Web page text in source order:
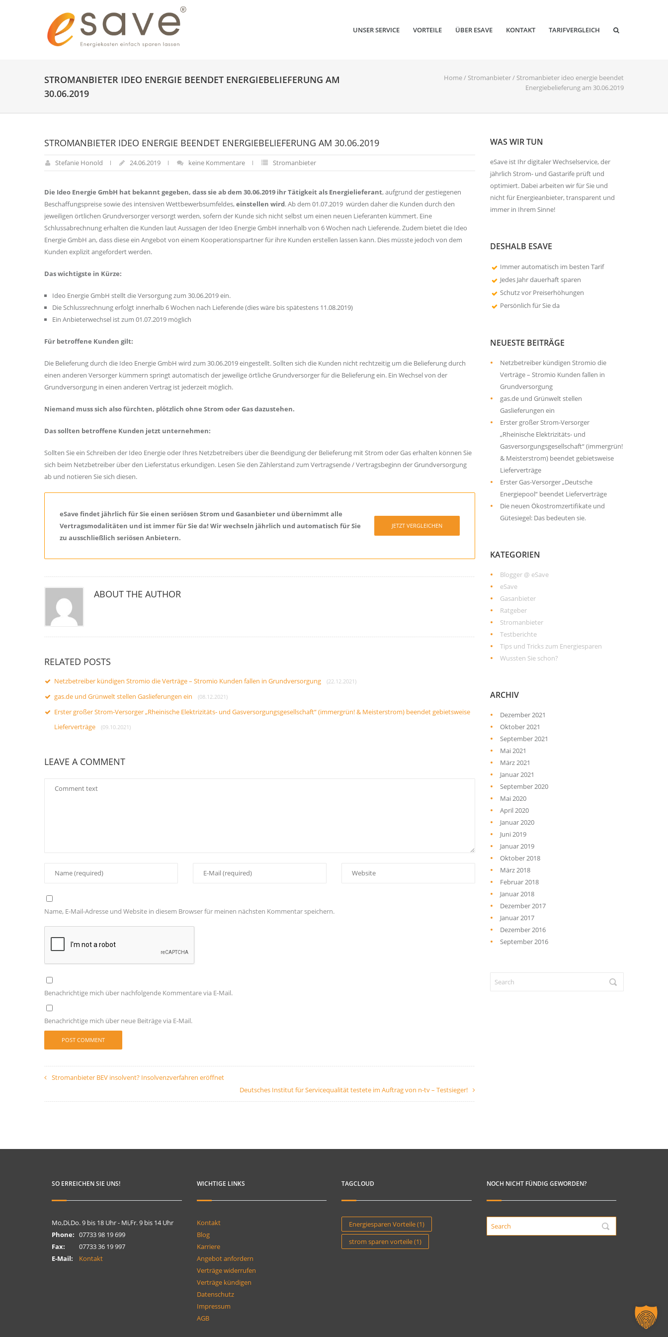
UNSER SERVICE VORTEILE ÜBER ESAVE KONTAKT TARIFVERGLEICH
STROMANBIETER IDEO ENERGIE BEENDET ENERGIEBELIEFERUNG AM
30.06.2019
Home/ Stromanbieter/ Stromanbieter ideo energie beendet
Energiebelieferung am 30.06.2019
STROMANBIETER IDEO ENERGIE BEENDET ENERGIEBELIEFERUNG AM 30.06.2019
Stefanie Honold 24.06.2019 keine Kommentare Stromanbieter
Die Ideo Energie GmbH hat bekannt gegeben, dass sie ab dem 30.06.2019 ihr Tätigkeit als Energielieferant, aufgrund der gestiegenen
Beschaffungspreise sowie des intensiven Wettbewerbsumfeldes,einstellen wird. Ab dem 01.07.2019 würden daher die Kunden durch den
jeweiligen örtlichen Grundversorger versorgt werden, sofern der Kunde sich nicht selbst um einen neuen Lieferanten kümmert. Eine
Schlussabrechnung erhalten die Kunden laut Aussagen der Ideo Energie GmbH innerhalb von 6 Wochen nach Lieferende. Zudem bietet die Ideo
Energie GmbH an, dass diese ein Angebot von einem Kooperationspartner für ihre Kunden erstellen lassen kann. Dies müsste jedoch von dem
Kunden explizit angefordert werden.
Das wichtigste in Kürze:
Ideo Energie GmbH stellt die Versorgung zum 30.06.2019 ein.
Die Schlussrechnung erfolgt innerhalb 6 Wochen nach Lieferende (dies wäre bis spätestens 11.08.2019)
Ein Anbieterwechsel ist zum 01.07.2019 möglich
Für betroffene Kunden gilt:
Die Belieferung durch die Ideo Energie GmbH wird zum 30.06.2019 eingestellt. Sollten sich die Kunden nicht rechtzeitig um die Belieferung durch
einen anderen Versorger kümmern springt automatisch der jeweilige örtliche Grundversorger für die Belieferung ein. Ein Wechsel von der
Grundversorgung in einen anderen Vertrag ist jederzeit möglich.
Niemand muss sich also fürchten, plötzlich ohne Strom oder Gas dazustehen.
Das sollten betroffene Kunden jetzt unternehmen:
Sollten Sie ein Schreiben der Ideo Energie oder Ihres Netzbetreibers über die Beendigung der Belieferung mit Strom oder Gas erhalten können Sie
sich beim Netzbetreiber über den Lieferstatus erkundigen. Lesen Sie den Zählerstand zum Vertragsende / Vertragsbeginn der Grundversorgung
ab und notieren Sie sich diesen.
eSave findet jährlich für Sie einen seriösen Strom und Gasanbieter und übernimmt alle
Vertragsmodalitäten und ist immer für Sie da! Wir wechseln jährlich und automatisch für Sie
zu ausschließlich seriösen Anbietern.
JETZT VERGLEICHEN
ABOUT THE AUTHOR
RELATED POSTS
Netzbetreiber kündigen Stromio die Verträge – Stromio Kunden fallen in Grundversorgung (22.12.2021)
gas.de und Grünwelt stellen Gaslieferungen ein (08.12.2021)
Erster großer Strom-Versorger „Rheinische Elektrizitäts- und Gasversorgungsgesellschaft“ (immergrün! & Meisterstrom) beendet gebietsweise
Lieferverträge
(09.10.2021)
LEAVE A COMMENT
Name, E-Mail-Adresse und Website in diesem Browser für meinen nächsten Kommentar speichern.
Benachrichtige mich über nachfolgende Kommentare via E-Mail.
Benachrichtige mich über neue Beiträge via E-Mail.
Stromanbieter BEV insolvent? Insolvenzverfahren eröffnet
Deutsches Institut für Servicequalität testete im Auftrag von n-tv – Testsieger!
WAS WIR TUN
eSave ist Ihr digitaler Wechselservice, der
jährlich Strom- und Gastarife prüft und
optimiert. Dabei arbeiten wir für Sie und
nicht für Energieanbieter, transparent und
immer in Ihrem Sinne!
DESHALB ESAVE
Immer automatisch im besten Tarif
Jedes Jahr dauerhaft sparen
Schutz vor Preiserhöhungen
Persönlich für Sie da
NEUESTE BEITRÄGE
Netzbetreiber kündigen Stromio die
Verträge – Stromio Kunden fallen in
Grundversorgung
gas.de und Grünwelt stellen
Gaslieferungen ein
Erster großer Strom-Versorger
„Rheinische Elektrizitäts- und
Gasversorgungsgesellschaft“ (immergrün!
& Meisterstrom) beendet gebietsweise
Lieferverträge
Erster Gas-Versorger „Deutsche
Energiepool“ beendet Lieferverträge
Die neuen Ökostromzertifikate und
Gütesiegel: Das bedeuten sie.
KATEGORIEN
Blogger @ eSave
eSave
Gasanbieter
Ratgeber
Stromanbieter
Testberichte
Tips und Tricks zum Energiesparen
Wussten Sie schon?
ARCHIV
Dezember 2021
Oktober 2021
September 2021
Mai 2021
März 2021
Januar 2021
September 2020
Mai 2020
April 2020
Januar 2020
Juni 2019
Januar 2019
Oktober 2018
März 2018
Februar 2018
Januar 2018
Dezember 2017
Januar 2017
Dezember 2016
September 2016
SO ERREICHEN SIE UNS!
Mo,Di,Do. 9 bis 18 Uhr - Mi,Fr. 9 bis 14 Uhr
Phone: 07733 98 19 699
Fax:
07733 36 19 997
E-Mail:
Kontakt
WICHTIGE LINKS
Kontakt
Blog
Karriere
Angebot anfordern
Verträge widerrufen
Verträge kündigen
Datenschutz
Impressum
AGB
TAGCLOUD
Energiesparen Vorteile(1)
strom sparen vorteile(1)
NOCH NICHT FÜNDIG GEWORDEN?